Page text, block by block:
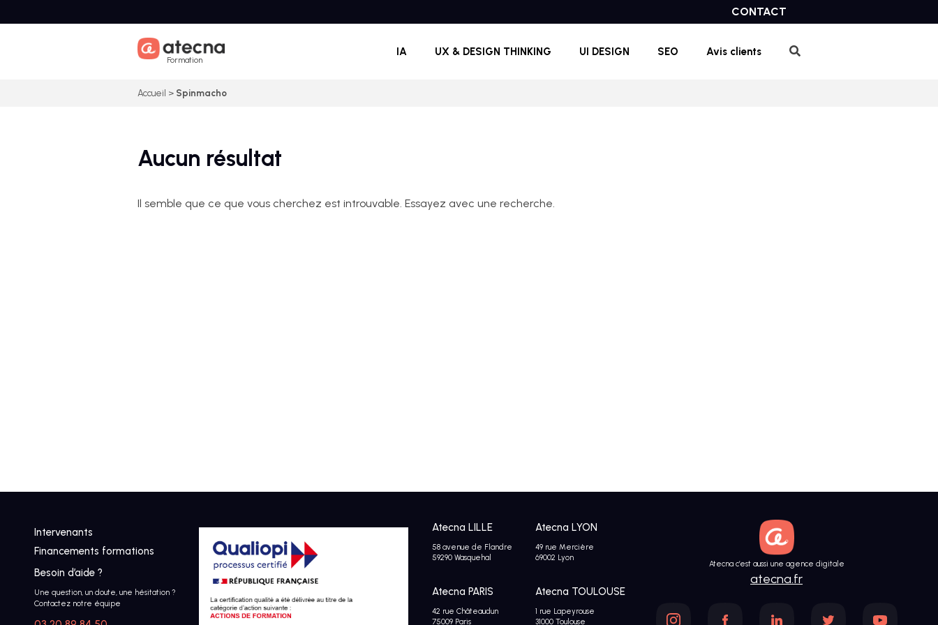
to
CONTACT
Formation
IA UX & DESIGN THINKING UI DESIGN SEO Avis clients
Accueil > Spinmacho
Aucun résultat
Il semble que ce que vous cherchez est introuvable. Essayez avec une recherche.
Intervenants
Financements formations
Besoin d’aide ?
Une question, un doute, une hésitation ?
Contactez notre équipe
Atecna LILLE
58 avenue de Flandre
59290 Wasquehal
Atecna PARIS
42 rue Châteaudun
75009 Paris
Atecna LYON
49 rue Mercière
69002 Lyon
Atecna TOULOUSE
1 rue Lapeyrouse
31000 Toulouse
Atecna c’est aussi une agence digitale
atecna.fr